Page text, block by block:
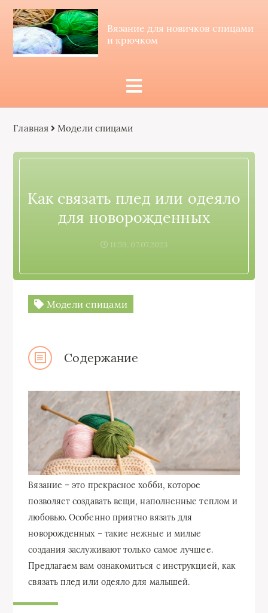
Вязание для новичков спицами
и крючком
Главная Модели спицами
Как связать плед или одеяло
для новорожденных
11:59, 07.07.2023
Модели спицами
Содержание
Вязание – это прекрасное хобби, которое
позволяет создавать вещи, наполненные теплом и
любовью. Особенно приятно вязать для
новорожденных – такие нежные и милые
создания заслуживают только самое лучшее.
Предлагаем вам ознакомиться с инструкцией, как
связать плед или одеяло для малышей.